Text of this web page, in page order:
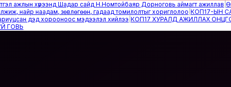
хүрээнд Шадар сайд Н.Номтойбаяр Дорноговь аймагт ажиллав|
наадам, зөвлөгөөн, гадаад томилолтыг хориглолоо|КОП17-ЫН САЙН
дэд хорооноос мэдээлэл хийлээ|КОП17 ХУРАЛД АЖИЛЛАХ ОНЦГОЙ